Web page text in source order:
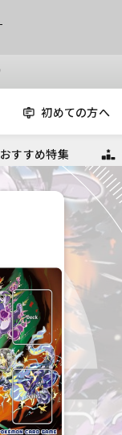
初めての方へ
おすすめ特集